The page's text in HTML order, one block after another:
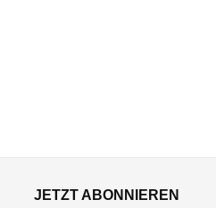
JETZT ABONNIEREN